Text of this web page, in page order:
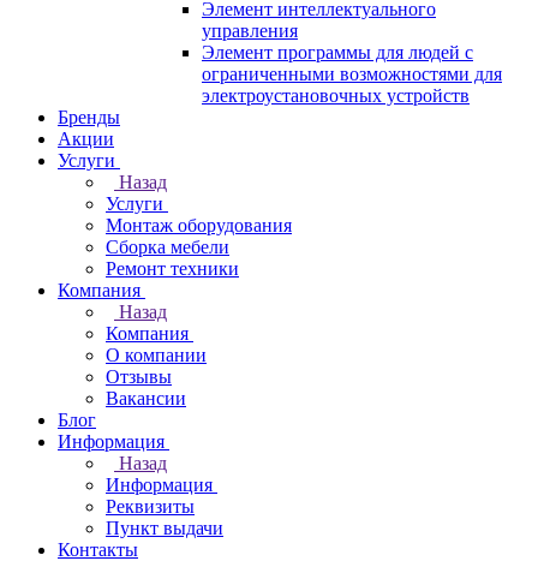
Элемент интеллектуального
управления
Элемент программы для людей с
ограниченными возможностями для
электроустановочных устройств
Бренды
Акции
Услуги
Назад
Услуги
Монтаж оборудования
Сборка мебели
Ремонт техники
Компания
Назад
Компания
О компании
Отзывы
Вакансии
Блог
Информация
Назад
Информация
Реквизиты
Пункт выдачи
Контакты